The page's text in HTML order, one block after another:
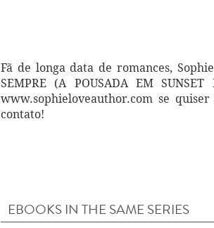
Fã de longa data de romances,
SEMPRE (A POUSADA EM
www.sophieloveauthor.com se
contato!
EBOOKS IN THE SAME SERIES